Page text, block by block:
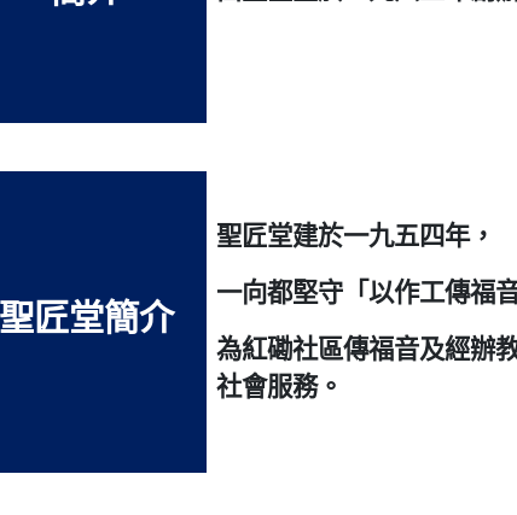
匠堂簡介
聖匠堂建於一九五四年，
一向都堅守「以作工傳福
為紅磡社區傳福音及經辦
社會服務。